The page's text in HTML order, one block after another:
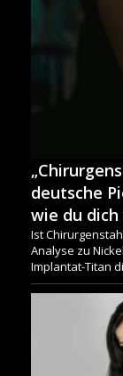
deutsche
wie du
Ist
Analyse zu
Implantat-Titan